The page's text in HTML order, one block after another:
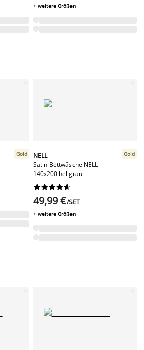
+ weitere Größen
Gold
NELL
Satin-Bettwäsche NELL
140x200 hellgrau
Gold






49,99 €/SET
+ weitere Größen